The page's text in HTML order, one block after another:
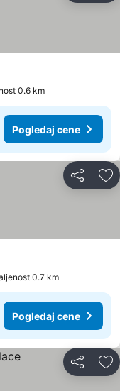
0.6 km
Pogledaj cene
Deli
0.7 km
Pogledaj cene
Deli